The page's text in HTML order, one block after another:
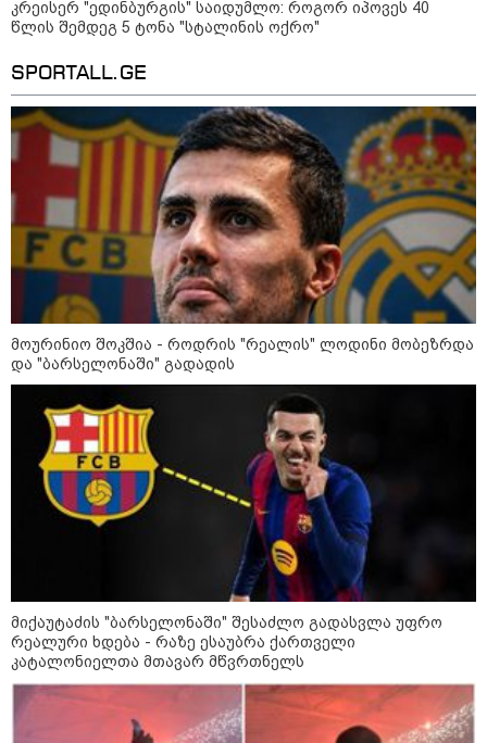
დადგომამდე
ფული ამ ზოდიაქოს ნიშნების
ხელში აღმოჩნდება: ვინ
გამდიდრდება?
როგორ ჩავიცვათ 40 წლის
შემდეგ: მილიონერების
სტილისტის 8 ოქროს წესი და
აუცილებელი სამოსი
მსოფლიო
კრეისერ "ედინბურგის" საიდუმლო: როგორ იპოვეს 40
წლის შემდეგ 5 ტონა "სტალინის ოქრო"
SPORTALL.GE
მოურინიო შოკშია - როდრის "რეალის" ლოდინი მობეზრდა
და "ბარსელონაში" გადადის
მიქაუტაძის "ბარსელონაში" შესაძლო გადასვლა უფრო
რეალური ხდება - რაზე ესაუბრა ქართველი
კატალონიელთა მთავარ მწვრთნელს